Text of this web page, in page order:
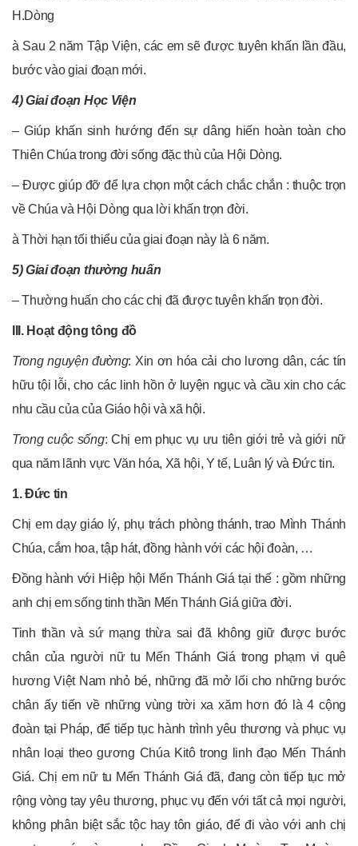
H.Dòng
à Sau 2 năm Tập Viện, các em sẽ được tuyên khấn lần đầu,
bước vào giai đoạn mới.
4) Giai đoạn Học Viện
– Giúp khấn sinh hướng đến sự dâng hiến hoàn toàn cho
Thiên Chúa trong đời sống đặc thù của Hội Dòng.
– Được giúp đỡ để lựa chọn một cách chắc chắn : thuộc trọn
về Chúa và Hội Dòng qua lời khấn trọn đời.
à Thời hạn tối thiểu của giai đoạn này là 6 năm.
5) Giai đoạn thường huấn
– Thường huấn cho các chị đã được tuyên khấn trọn đời.
III. Hoạt động tông đồ
Trong nguyện đường: Xin ơn hóa cải cho lương dân, các tín
hữu tội lỗi, cho các linh hồn ở luyện ngục và cầu xin cho các
nhu cầu của của Giáo hội và xã hội.
Trong cuộc sống: Chị em phục vụ ưu tiên giới trẻ và giới nữ
qua năm lãnh vực Văn hóa, Xã hội, Y tế, Luân lý và Đức tin.
1. Đức tin
Chị em dạy giáo lý, phụ trách phòng thánh, trao Mình Thánh
Chúa, cắm hoa, tập hát, đồng hành với các hội đoàn, …
Đồng hành với Hiệp hội Mến Thánh Giá tại thế : gồm những
anh chị em sống tinh thần Mến Thánh Giá giữa đời.
Tinh thần và sứ mạng thừa sai đã không giữ được bước
chân của người nữ tu Mến Thánh Giá trong phạm vi quê
hương Việt Nam nhỏ bé, những đã mở lối cho những bước
chân ấy tiến về những vùng trời xa xăm hơn đó là 4 cộng
đoàn tại Pháp, để tiếp tục hành trình yêu thương và phục vụ
nhân loại theo gương Chúa Kitô trong linh đạo Mến Thánh
Giá. Chị em nữ tu Mến Thánh Giá đã, đang còn tiếp tục mở
rộng vòng tay yêu thương, phục vụ đến với tất cả mọi người,
không phân biệt sắc tộc hay tôn giáo, để đi vào với anh chị